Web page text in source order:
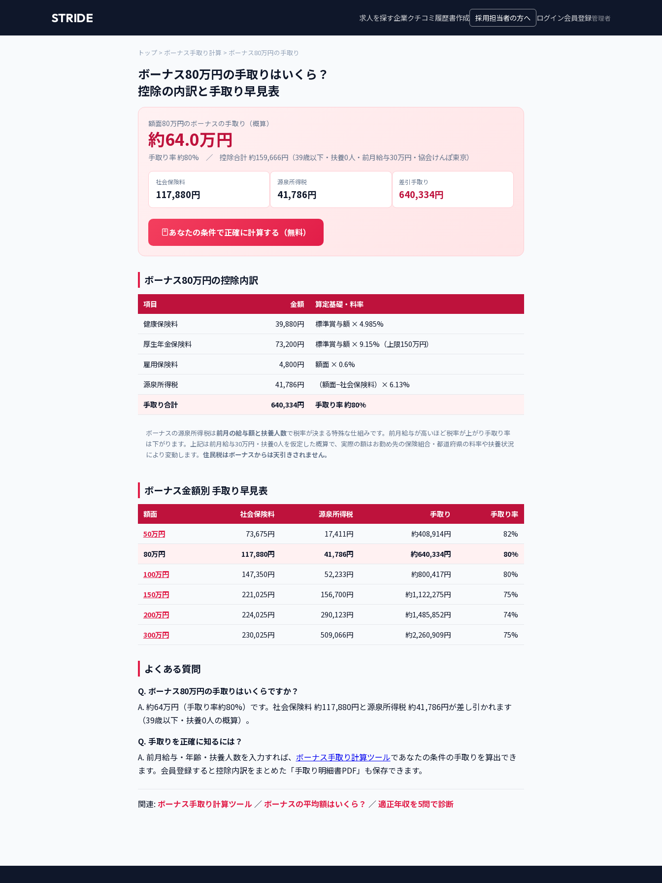
STRIDE 求人を探す企業クチコミ履歴書作成 採用担当者の方へ ログイン会員登録管理者
トップ> ボーナス手取り計算 > ボーナス80万円の手取り
ボーナス80万円の手取りはいくら？
控除の内訳と手取り早見表
額面80万円のボーナスの手取り（概算）
約64.0万円
手取り率 約80% ／ 控除合計 約159,666円（39歳以下・扶養0人・前月給与30万円・協会けんぽ東京）
社会保険料
117,880円
源泉所得税
41,786円
差引手取り
640,334円
あなたの条件で正確に計算する（無料）
ボーナス80万円の控除内訳
項目 金額
算定基礎・料率
健康保険料
39,880円
標準賞与額 × 4.985%
厚生年金保険料
73,200円
標準賞与額 × 9.15%（上限150万円）
雇用保険料
4,800円
額面 × 0.6%
源泉所得税
41,786円
（額面−社会保険料）× 6.13%
手取り合計
640,334円 手取り率 約80%
ボーナスの源泉所得税は前月の給与額と扶養人数で税率が決まる特殊な仕組みです。前月給与が高いほど税率が上がり手取り率
は下がります。上記は前月給与30万円・扶養0人を仮定した概算で、実際の額はお勤め先の保険組合・都道府県の料率や扶養状況
により変動します。 住民税はボーナスからは天引きされません。
ボーナス金額別 手取り早見表
額面 社会保険料 源泉所得税 手取り
手取り率
50万円
73,675円 17,411円 約408,914円
82%
80万円
117,880円 41,786円 約640,334円
80%
100万円
147,350円 52,233円 約800,417円
80%
150万円
221,025円 156,700円 約1,122,275円
75%
200万円
224,025円 290,123円 約1,485,852円
74%
300万円
230,025円 509,066円 約2,260,909円 75%
よくある質問
Q. ボーナス80万円の手取りはいくらですか？
A. 約64万円（手取り率約80%）です。社会保険料 約117,880円と源泉所得税 約41,786円が差し引かれます
（39歳以下・扶養0人の概算）。
Q. 手取りを正確に知るには？
A. 前月給与・年齢・扶養人数を入力すれば、 ボーナス手取り計算ツールであなたの条件の手取りを算出でき
ます。会員登録すると控除内訳をまとめた「手取り明細書PDF」も保存できます。
関連: ボーナス手取り計算ツール ／ボーナスの平均額はいくら？ ／適正年収を5問で診断